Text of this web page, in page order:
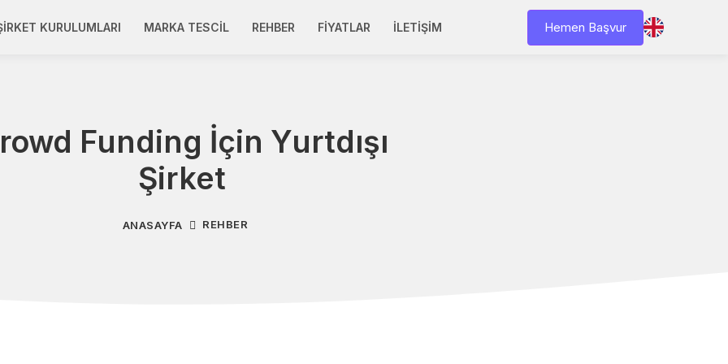
KURULUMLARI MARKA TESCIL REHBER FIYATLAR İLETIŞIM Hemen Başvur
Funding İçin Yurtdışı
Şirket
ANASAYFA REHBER